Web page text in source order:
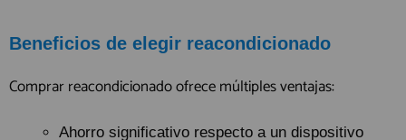
Beneficios de elegir reacondicionado
Comprar reacondicionado ofrece múltiples ventajas:
Ahorro significativo respecto a un dispositivo